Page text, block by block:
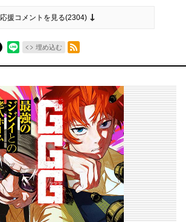
応援コメントを見る(2304)
埋め込む
RSSフィード